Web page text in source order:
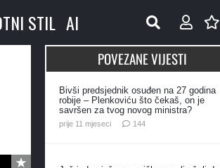
STIL AI
POVEZANE VIJESTI
Bivši predsjednik osuđen na 27 godina
robije – Plenkoviću što čekaš, on je
savršen za tvog novog ministra?
prije 11 mjeseci 144komentara